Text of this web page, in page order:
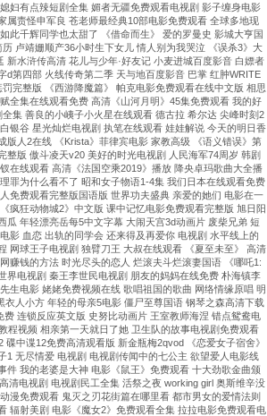
妇有点辣短剧全集 媚者无疆免费观看电视剧 影子缠身电影
属责怪申军良 苍老师最经典10部电影免费观看 全球多地现
此千辉同学也太甜了 《借命而生》 爱的罗曼史 影城大亨国
卢靖姗顺产36小时生下女儿 情人别为我哭泣 《误杀3》大
新水浒传高清 花儿与少年·好友记 小麦进城百度影音 白嫖者
d第四部 火线传奇第二季 天与地百度影音 巴掌 红肿WRITE
完整版 《西游降魔篇》 帕克电影免费观看在线中文版 相思
全集在线观看免费 高清《山河月明》45集免费观看 我的好
集 善良的小峓子小火星在线观看 德古拉 希尔达 尖峰时刻2
银谷 星光灿烂电视剧 执笔在线观看 娃娃解说 今天的明日香
版人2在线 《Krista》菲律宾电影 家教高级 《语义错误》第
整版 傲斗凌天v20 美好的时光电视剧 人民海军74周岁 韩剧
在线观看 高清《法国空乘2019》播放 降央卓玛歌曲大全播
罪为什么看不了 昭和女子物语1-4集 我们日本在线观看免费
免费观看完整版国语版 世界功夫盛典 亲爱的她们 电影在一
疯狂动物城2》中文版 课中记忆电影免费观看完整版 旭日阳
瓜 年轻漂亮岳每5中文字幕 大闹天宫3d动画片 废柴兄弟 短
影 血恋 出轨的同学会 还来得及再爱你 电视剧 水平线上的
网球王子电视剧 独臂刀王 大叔在线观看 《夏至未至》 高清
赚钱的方法 时光尽头的恋人 烂滚夫斗烂滚妻国语 《哪吒1:
界电视剧 秦王李世民电视剧 朋友的妈妈在线免费 朴海镇李
生电影 姥姥免费视频在线 歌唱祖国的歌曲 网络情缘原唱 明
衣人小方 年轻的母亲5电影 僵尸至尊国语 钢琴之森高清下载
费 连锁反应英文版 史努比动画片 王室教师海涅 错点鸳鸯电
程视频 相亲第一天就日了她 卫生队的故事电视剧免费观看
中谍12免费高清观看版 新金瓶梅2qvod 《恋爱女子宿舍》
1 无尽情爱 电视剧 电视剧传闻中的七公主 欲望爱人电影线
件 我的老婆是大神 电影《鼠王》免费观看 十大劲歌金曲颁
清电视剧 电视剧民工全集 活祭之夜 working girl 奥斯维辛没
漫免费观看 鬼灭之刃花街篇在哪里看 都市男女的爱情法则
辐射美剧 电影《魔女2》免费观看全集 拉拉电影免费观看电